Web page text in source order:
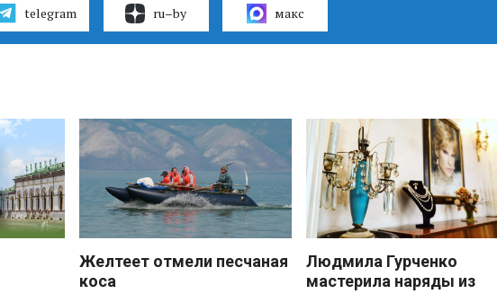
telegram ru–by макс
Желтеет отмели песчаная
коса
Людмила Гурченко
мастерила наряды из